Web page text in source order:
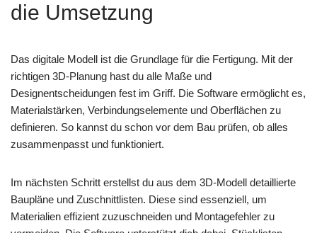
die Umsetzung
Das digitale Modell ist die Grundlage für die Fertigung. Mit der
richtigen 3D-Planung hast du alle Maße und
Designentscheidungen fest im Griff. Die Software ermöglicht es,
Materialstärken, Verbindungselemente und Oberflächen zu
definieren. So kannst du schon vor dem Bau prüfen, ob alles
zusammenpasst und funktioniert.
Im nächsten Schritt erstellst du aus dem 3D-Modell detaillierte
Baupläne und Zuschnittlisten. Diese sind essenziell, um
Materialien effizient zuzuschneiden und Montagefehler zu